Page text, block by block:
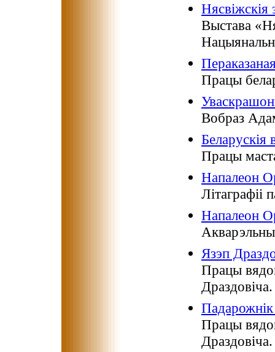
Нясвіжскія
Выстава
Працы
Вобраз
Працы
Напалеон
Напалеон
Язэп
Працы
Драздовіча.
Працы
Драздовіча.